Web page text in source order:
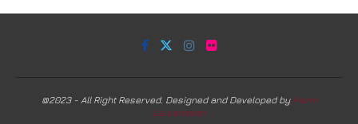
@2023 - All Right Reserved. Designed and Developed by Harm
Lourenssen